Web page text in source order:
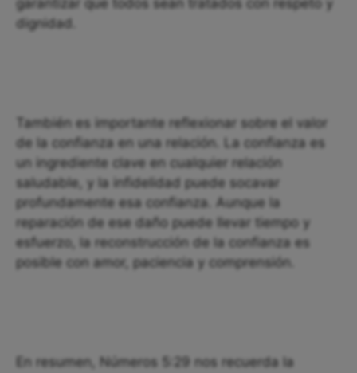
garantizar que todos sean tratados con respeto y
dignidad.
También es importante reflexionar sobre el valor
de la confianza en una relación. La confianza es
un ingrediente clave en cualquier relación
saludable, y la infidelidad puede socavar
profundamente esa confianza. Aunque la
reparación de ese daño puede llevar tiempo y
esfuerzo, la reconstrucción de la confianza es
posible con amor, paciencia y comprensión.
En resumen, Números 5:29 nos recuerda la